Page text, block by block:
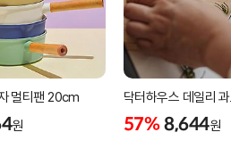
멀티팬 20cm
원
닥터하우스 데일리
57% 8,644원